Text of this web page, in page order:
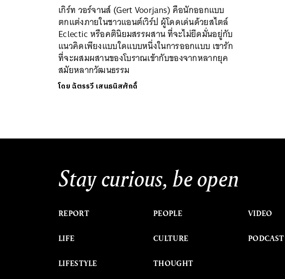
เกิร์ท วอร์จานส์ (Gert Voorjans) คือนักออกแบบ
ตกแต่งภายในชาวแอนต์เวิร์ป ผู้โดดเด่นด้วยสไตล์
Eclectic หรือคตินิยมสรรผสาน ที่จะไม่ยึดมั่นอยู่กับ
แนวคิดเพียงแบบใดแบบหนึ่งในการออกแบบ เขารัก
ที่จะผสมผสานของโบราณเข้ากับของจากหลากยุค
สมัยหลากวัฒนธรรม
โดยฉัตรรวี เสนธนิสศักดิ์
Stay curious, be open
REPORT
LIFE
LIFESTYLE
PEOPLE
CULTURE
THOUGHT
VIDEO
PODCAST